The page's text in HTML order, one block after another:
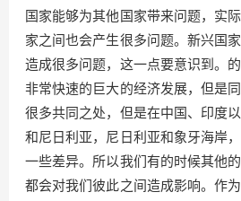
国家能够为其他国家带来问题，实
家之间也会产生很多问题。新兴国
造成很多问题，这一点要意识到。
非常快速的巨大的经济发展，但是
很多共同之处，但是在中国、印度
和尼日利亚，尼日利亚和象牙海岸
一些差异。所以我们有的时候其他
都会对我们彼此之间造成影响。作